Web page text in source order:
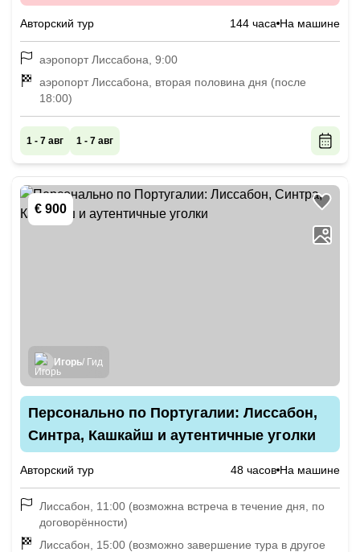
Авторский тур 144 часа На машине
аэропорт Лиссабона, 9:00
аэропорт Лиссабона, вторая половина дня (после
18:00)
1 - 7 авг 1 - 7 авг
€ 900
Игорь/ Гид
Персонально по Португалии: Лиссабон,
Синтра, Кашкайш и аутентичные уголки
Авторский тур 48 часов На машине
Лиссабон, 11:00 (возможна встреча в течение дня, по
договорённости)
Лиссабон, 15:00 (возможно завершение тура в другое